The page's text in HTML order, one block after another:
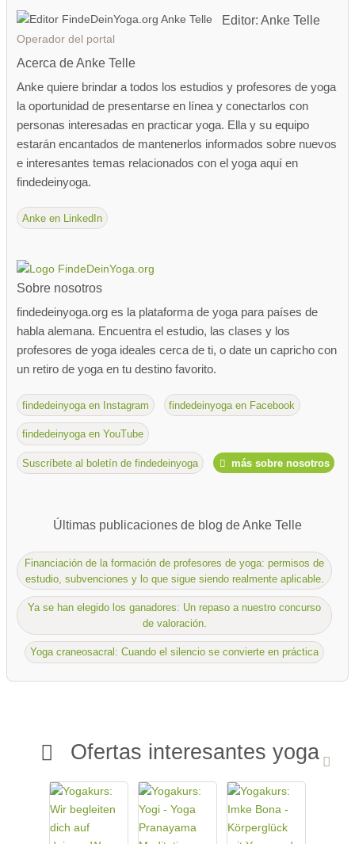
Ofertas interesantes yoga
Editor: Anke Telle
Operador del portal
Acerca de Anke Telle
Anke quiere brindar a todos los estudios y profesores de yoga
la oportunidad de presentarse en línea y conectarlos con
personas interesadas en practicar yoga. Ella y su equipo
estarán encantados de mantenerlos informados sobre nuevos
e interesantes temas relacionados con el yoga aquí en
findedeinyoga.
Anke en LinkedIn
Sobre nosotros
findedeinyoga.org es la plataforma de yoga para países de
habla alemana. Encuentra el estudio, las clases y los
profesores de yoga ideales cerca de ti, o date un capricho con
un retiro de yoga en tu destino favorito.
findedeinyoga en Instagram findedeinyoga en Facebook
findedeinyoga en YouTube
Suscríbete al boletín de findedeinyoga más sobre nosotros
Últimas publicaciones de blog de Anke Telle
Financiación de la formación de profesores de yoga: permisos de
estudio, subvenciones y lo que sigue siendo realmente aplicable.
Ya se han elegido los ganadores: Un repaso a nuestro concurso
de valoración.
Yoga craneosacral: Cuando el silencio se convierte en práctica